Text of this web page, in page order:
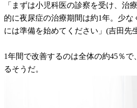
「まずは小児科医の診察を受け、治
的に夜尿症の治療期間は約1年。少な
には準備を始めてください」(吉田
1年間で改善するのは全体の約45％で
るそうだ。